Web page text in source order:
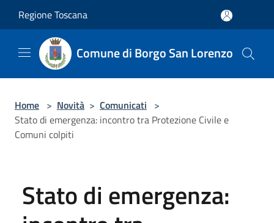
Regione Toscana
Comune di Borgo San Lorenzo
Home > Novità > Comunicati >
Stato di emergenza: incontro tra Protezione Civile e
Comuni colpiti
Stato di emergenza: